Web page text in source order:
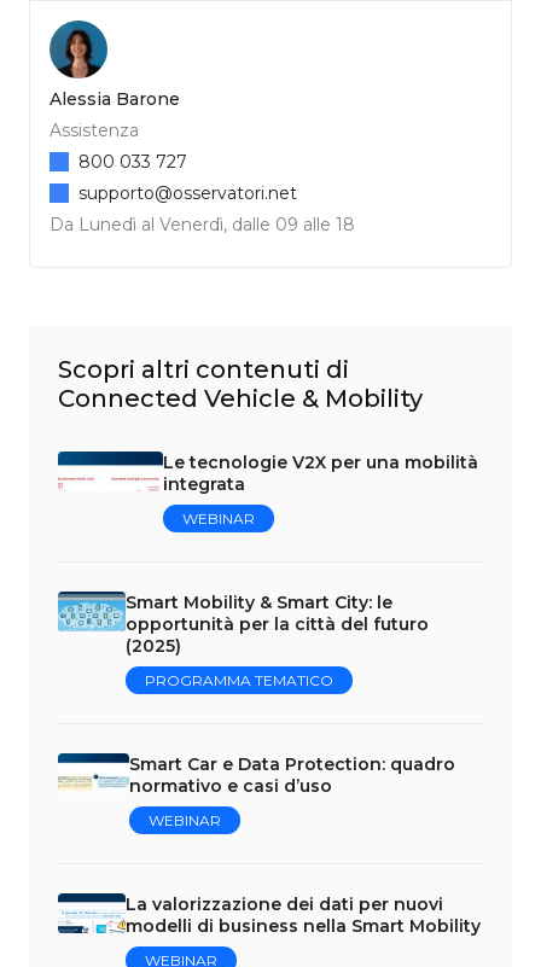
Alessia Barone
Assistenza
Da Lunedì al Venerdì, dalle 09 alle 18
800 033 727
supporto@osservatori.net
Scopri altri contenuti di
Connected Vehicle & Mobility
Le tecnologie V2X per una mobilità
integrata
WEBINAR
Smart Mobility & Smart City: le
opportunità per la città del futuro
(2025)
PROGRAMMA TEMATICO
Smart Car e Data Protection: quadro
normativo e casi d’uso
WEBINAR
La valorizzazione dei dati per nuovi
modelli di business nella Smart Mobility
WEBINAR